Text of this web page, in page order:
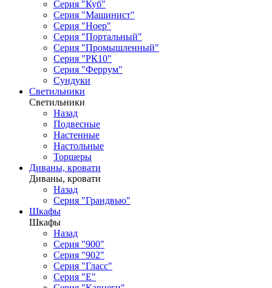
Серия "Куб"
Серия "Машинист"
Серия "Ноер"
Серия "Портальный"
Серия "Промышленный"
Серия "РК10"
Серия "Феррум"
Сундуки
Светильники
Светильники
Назад
Подвесные
Настенные
Настольные
Торшеры
Диваны, кровати
Диваны, кровати
Назад
Серия "Грандвью"
Шкафы
Шкафы
Назад
Серия "900"
Серия "902"
Серия "Гласс"
Серия "Е"